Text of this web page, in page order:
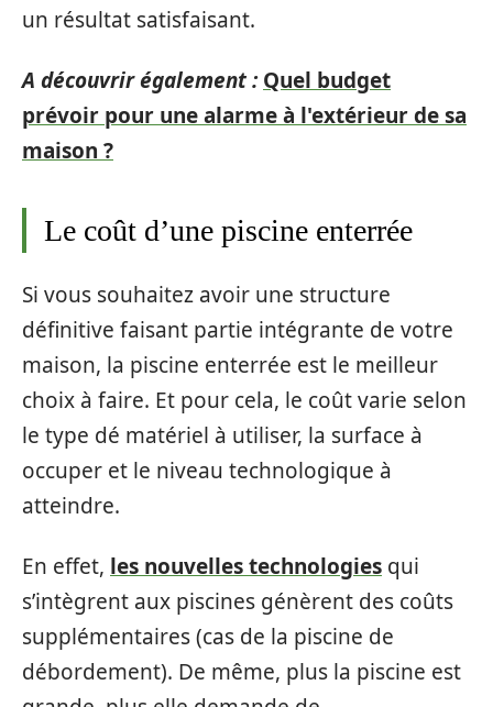
un résultat satisfaisant.
A découvrir également : Quel budget
prévoir pour une alarme à l'extérieur de sa
maison ?
Le coût d’une piscine enterrée
Si vous souhaitez avoir une structure
définitive faisant partie intégrante de votre
maison, la piscine enterrée est le meilleur
choix à faire. Et pour cela, le coût varie selon
le type dé matériel à utiliser, la surface à
occuper et le niveau technologique à
atteindre.
En effet, les nouvelles technologies qui
s’intègrent aux piscines génèrent des coûts
supplémentaires (cas de la piscine de
débordement). De même, plus la piscine est